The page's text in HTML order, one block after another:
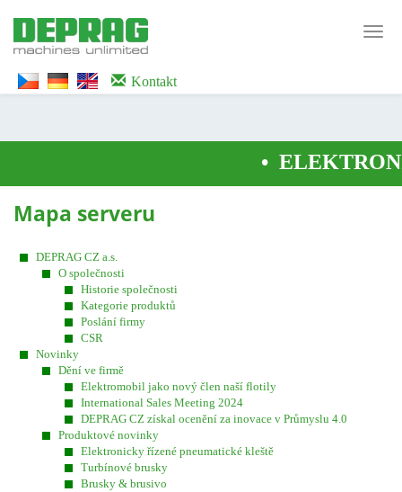
WTG9QS7C" height="0" width="0" style="display:none;visibility:hidden">
</iframe></noscript>
Kontakt
•
Mapa serveru
DEPRAG CZ a.s.
O společnosti
Historie společnosti
Kategorie produktů
Poslání firmy
CSR
Novinky
Dění ve firmě
Elektromobil jako nový člen naší flotily
International Sales Meeting 2024
DEPRAG CZ získal ocenění za inovace v Průmyslu 4.0
Produktové novinky
Elektronicky řízené pneumatické kleště
Turbínové brusky
Brusky & brusivo